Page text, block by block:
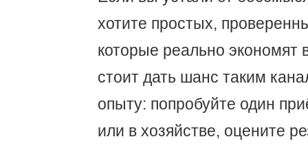
хотите простых,
которые реально экономят
стоит дать шанс таким
опыту: попробуйте один
или в хозяйстве, оцените